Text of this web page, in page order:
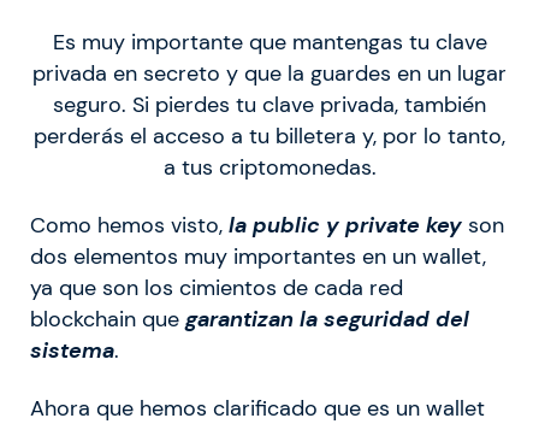
Es muy importante que mantengas tu clave
privada en secreto y que la guardes en un lugar
seguro. Si pierdes tu clave privada, también
perderás el acceso a tu billetera y, por lo tanto,
a tus criptomonedas.
Como hemos visto, la public y private key son
dos elementos muy importantes en un wallet,
ya que son los cimientos de cada red
blockchain que garantizan la seguridad del
sistema.
Ahora que hemos clarificado que es un wallet